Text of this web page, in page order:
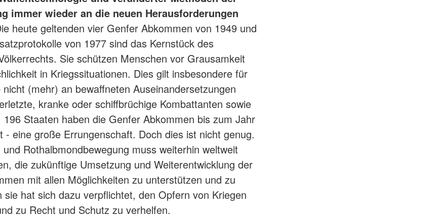
immer wieder an die neuen Herausforderungen
heute geltenden vier Genfer Abkommen von 1949 und
von 1977 sind das Kernstück des
Sie schützen Menschen vor Grausamkeit
in Kriegssituationen. Dies gilt insbesondere für
nicht (mehr) an bewaffneten Auseinandersetzungen
kranke oder schiffbrüchige Kombattanten sowie
196 Staaten haben die Genfer Abkommen bis zum Jahr
- eine große Errungenschaft. Doch dies ist nicht genug.
Rothalbmondbewegung muss weiterhin weltweit
die zukünftige Umsetzung und Weiterentwicklung der
mit allen Möglichkeiten zu unterstützen und zu
sie hat sich dazu verpflichtet, den Opfern von Kriegen
zu Recht und Schutz zu verhelfen.